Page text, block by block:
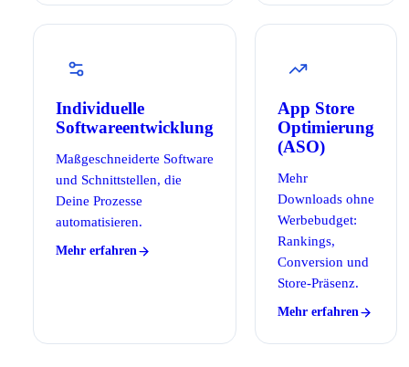
Individuelle
Softwareentwicklung
Maßgeschneiderte Software
und Schnittstellen, die
Deine Prozesse
automatisieren.
Mehr erfahren
App Store
Optimierung
(ASO)
Mehr
Downloads ohne
Werbebudget:
Rankings,
Conversion und
Store-Präsenz.
Mehr erfahren